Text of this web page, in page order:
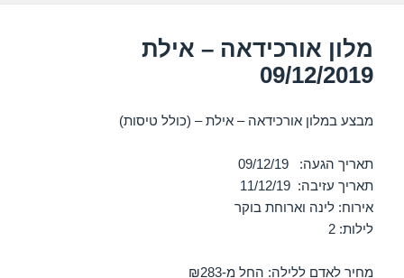
מלון אורכידאה – אילת
09/12/2019
מבצע במלון אורכידאה – אילת – (כולל טיסות)
תאריך הגעה: 09/12/19
תאריך עזיבה: 11/12/19
אירוח: לינה וארוחת בוקר
לילות: 2
מחיר לאדם ללילה: החל מ-₪283